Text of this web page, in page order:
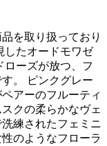
を取り扱っており
したオードモワゼ
ローズが放つ、フ
。 ピンクグレー
アーのフルーティ
クの柔らかなヴェ
練されたフェミニ
のようなフローラ